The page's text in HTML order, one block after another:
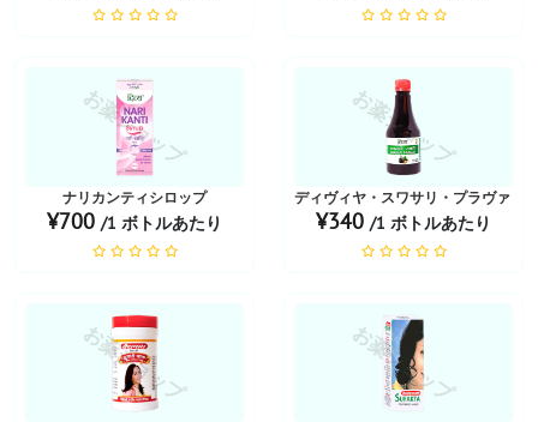
お薬ショップ
ナリカンティシロップ
¥700 /1 ボトルあたり
お薬ショップ
ディヴィヤ・スワサリ・プラヴァヒ
¥340 /1 ボトルあたり
お薬ショップ お薬ショップ